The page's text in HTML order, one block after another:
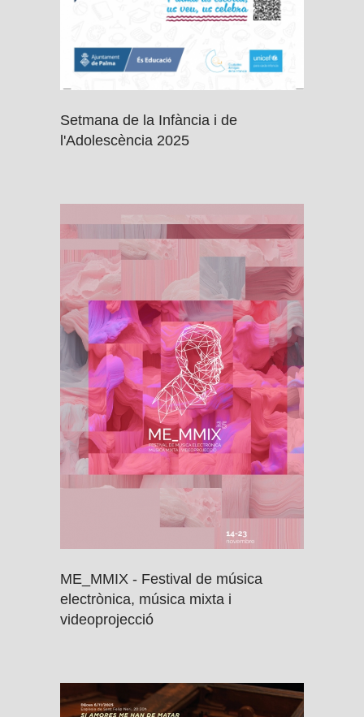
Setmana de la Infància i de
l'Adolescència 2025
ME_MMIX - Festival de música
electrònica, música mixta i
videoprojecció